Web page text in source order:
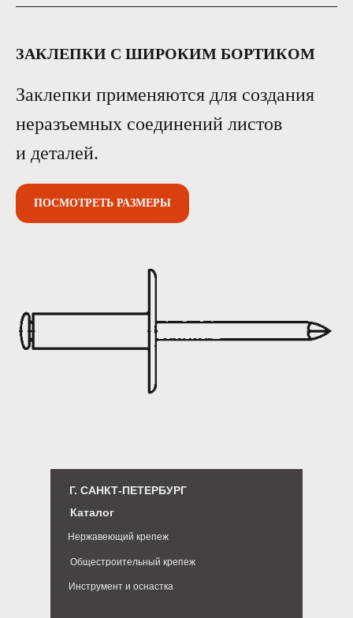
ЗАКЛЕПКИ С ШИРОКИМ БОРТИКОМ
Заклепки применяются для создания
неразъемных соединений листов
и деталей.
ПОСМОТРЕТЬ РАЗМЕРЫ
Каталог
Нержавеющий крепеж
Общестроительный крепеж
Инструмент и оснастка
Г. САНКТ-ПЕТЕРБУРГ